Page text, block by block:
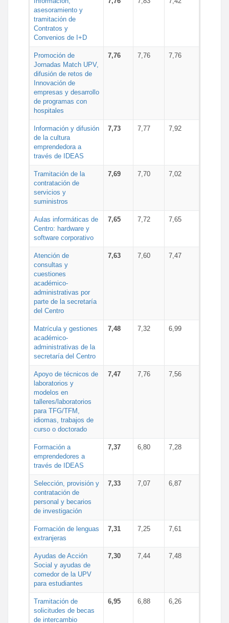
asesoramiento y
tramitación de
Contratos y
Convenios de I+D
Promoción de
Jornadas Match UPV,
difusión de retos de
Innovación de
empresas y desarrollo
de programas con
hospitales
7,76 7,76 7,76
Información y difusión
de la cultura
emprendedora a
través de IDEAS
7,73 7,77 7,92
Tramitación de la
contratación de
servicios y
suministros
7,69 7,70 7,02
Aulas informáticas de
Centro: hardware y
software corporativo
7,65 7,72 7,65
Atención de
consultas y
cuestiones
académico-
administrativas por
parte de la secretaría
del Centro
7,63 7,60 7,47
Matrícula y gestiones
académico-
administrativas de la
secretaría del Centro
7,48 7,32 6,99
Apoyo de técnicos de
laboratorios y
modelos en
talleres/laboratorios
para TFG/TFM,
idiomas, trabajos de
curso o doctorado
7,47 7,76 7,56
Formación a
emprendedores a
través de IDEAS
7,37 6,80 7,28
Selección, provisión y
contratación de
personal y becarios
de investigación
7,33 7,07 6,87
Formación de lenguas
extranjeras
7,31 7,25 7,61
Ayudas de Acción
Social y ayudas de
comedor de la UPV
para estudiantes
7,30 7,44 7,48
Tramitación de
solicitudes de becas
de intercambio
6,95 6,88 6,26